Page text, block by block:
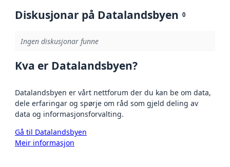
Diskusjonar på Datalandsbyen 0
Ingen diskusjonar funne
Kva er Datalandsbyen?
Datalandsbyen er vårt nettforum der du kan be om data,
dele erfaringar og spørje om råd som gjeld deling av
data og informasjonsforvalting.
Gå til Datalandsbyen
Meir informasjon